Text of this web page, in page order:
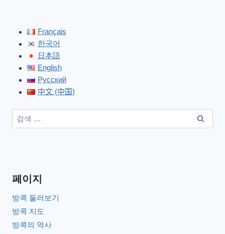
Français
한국어
日本語
English
Русский
中文 (中国)
검
색:
페이지
방콕 둘러보기
방콕 지도
방콕의 역사